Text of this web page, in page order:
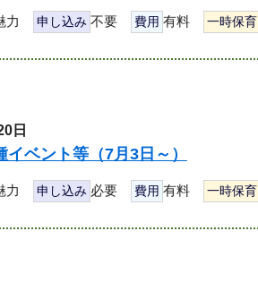
力 申し込み 不要 費用 有料 一時保育
日
ベント等（7月3日～）
力 申し込み 必要 費用 有料 一時保育